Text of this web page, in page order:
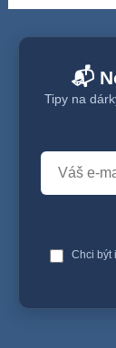
📬
Tipy na
Chci být